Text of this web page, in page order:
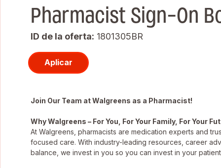
Pharmacist Sign-On
ID de la oferta 1801305BR
Aplicar
Join Our Team at Walgreens as a Pharmacist!
Why Walgreens – For You, For Your Family, For Your
At Walgreens, pharmacists are medication experts and
focused care. With industry-leading resources, career
balance, we invest in you so you can invest in your